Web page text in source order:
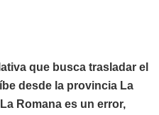
que busca trasladar el
desde la provincia La
Romana es un error,